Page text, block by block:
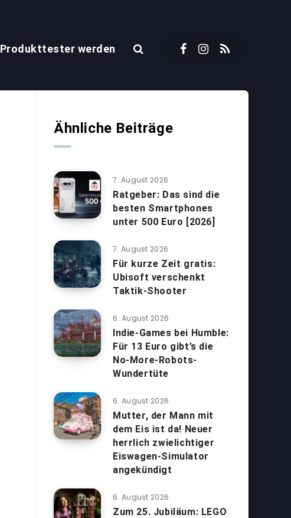
Produkttester werden
Ähnliche Beiträge
7. August 2026
Ratgeber: Das sind die
besten Smartphones
unter 500 Euro [2026]
7. August 2026
Für kurze Zeit gratis:
Ubisoft verschenkt
Taktik-Shooter
6. August 2026
Indie-Games bei Humble:
Für 13 Euro gibt’s die
No-More-Robots-
Wundertüte
6. August 2026
Mutter, der Mann mit
dem Eis ist da! Neuer
herrlich zwielichtiger
Eiswagen-Simulator
angekündigt
6. August 2026
Zum 25. Jubiläum: LEGO